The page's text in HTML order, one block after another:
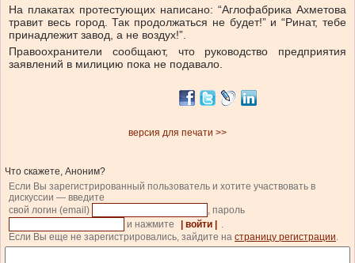
На плакатах протестующих написано: “Аглофабрика Ахметова
травит весь город. Так продолжаться не будет!” и “Ринат, тебе
принадлежит завод, а не воздух!”.
Правоохранители сообщают, что руководство предприятия
заявлений в милицию пока не подавало.
версия для печати >>
Что скажете, Аноним?
Если Вы зарегистрированный пользователь и хотите участвовать в
дискуссии — введите
свой логин (email)
, пароль
и нажмите
| войти |
.
Если Вы еще не зарегистрировались, зайдите на страницу регистрации.